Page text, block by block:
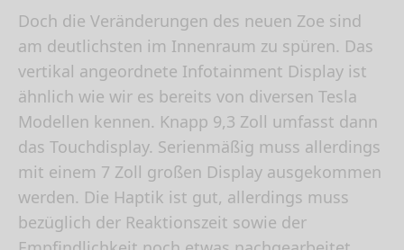
Doch die Veränderungen des neuen Zoe sind
am deutlichsten im Innenraum zu spüren. Das
vertikal angeordnete Infotainment Display ist
ähnlich wie wir es bereits von diversen Tesla
Modellen kennen. Knapp 9,3 Zoll umfasst dann
das Touchdisplay. Serienmäßig muss allerdings
mit einem 7 Zoll großen Display ausgekommen
werden. Die Haptik ist gut, allerdings muss
bezüglich der Reaktionszeit sowie der